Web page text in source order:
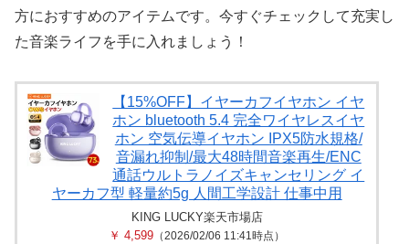
方におすすめのアイテムです。今すぐチェックして充実し
た音楽ライフを手に入れましょう！
【15%OFF】イヤーカフイヤホン イヤ
ホン bluetooth 5.4 完全ワイヤレスイヤ
ホン 空気伝導イヤホン IPX5防水規格/
音漏れ抑制/最大48時間音楽再生/ENC
通話ウルトラノイズキャンセリング イ
ヤーカフ型 軽量約5g 人間工学設計 仕事中用
KING LUCKY楽天市場店
￥ 4,599 （2026/02/06 11:41時点）